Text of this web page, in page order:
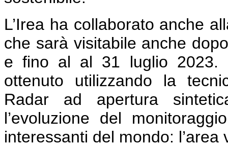
L’Irea ha collaborato anche
che sarà visitabile anche
e fino al al 31 luglio 2023.
ottenuto utilizzando la
Radar ad apertura
l’evoluzione del
interessanti del mondo: